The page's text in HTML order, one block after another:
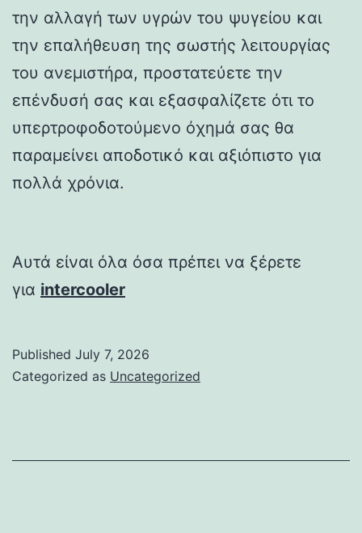
την αλλαγή των υγρών του ψυγείου και
την επαλήθευση της σωστής λειτουργίας
του ανεμιστήρα, προστατεύετε την
επένδυσή σας και εξασφαλίζετε ότι το
υπερτροφοδοτούμενο όχημά σας θα
παραμείνει αποδοτικό και αξιόπιστο για
πολλά χρόνια.
Αυτά είναι όλα όσα πρέπει να ξέρετε
για intercooler
Published July 7, 2026
Categorized as Uncategorized